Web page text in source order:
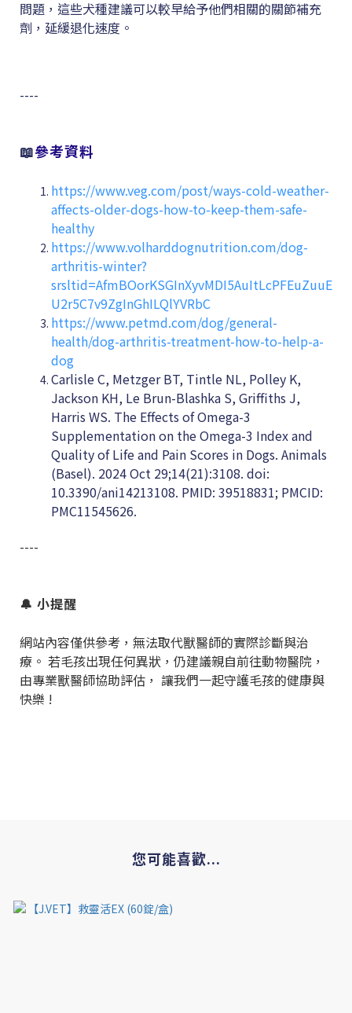
問題，這些犬種建議可以較早給予他們相關的關節補充
劑，延緩退化速度。
----
📖參考資料
https://www.veg.com/post/ways-cold-weather-
affects-older-dogs-how-to-keep-them-safe-
healthy
https://www.volharddognutrition.com/dog-
arthritis-winter?
srsltid=AfmBOorKSGInXyvMDI5AuItLcPFEuZuuE
U2r5C7v9ZgInGhILQlYVRbC
https://www.petmd.com/dog/general-
health/dog-arthritis-treatment-how-to-help-a-
dog
Carlisle C, Metzger BT, Tintle NL, Polley K,
Jackson KH, Le Brun-Blashka S, Griffiths J,
Harris WS. The Effects of Omega-3
Supplementation on the Omega-3 Index and
Quality of Life and Pain Scores in Dogs. Animals
(Basel). 2024 Oct 29;14(21):3108. doi:
10.3390/ani14213108. PMID: 39518831; PMCID:
PMC11545626.
----
🔔 小提醒
網站內容僅供參考，無法取代獸醫師的實際診斷與治
療。 若毛孩出現任何異狀，仍建議親自前往動物醫院，
由專業獸醫師協助評估， 讓我們一起守護毛孩的健康與
快樂 !
您可能喜歡...